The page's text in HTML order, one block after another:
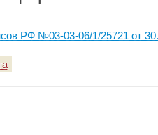
РФ №03-03-06/1/25721 от